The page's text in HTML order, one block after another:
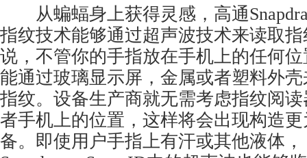
从蝙蝠身上获得灵感，高通
指纹技术能够通过超声波技术来读取
说，不管你的手指放在手机上的任何
能通过玻璃显示屏，金属或者塑料外壳
指纹。设备生产商就无需考虑指纹阅
者手机上的位置，这样将会出现构造更
备。即使用户手指上有汗或其他液体，